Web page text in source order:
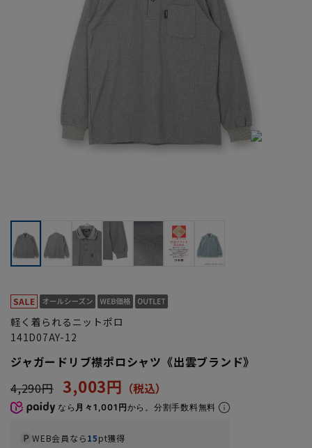
軽く着られるニットポロ
141D07AY-12
ジャガードリブ襟ポロシャツ《出雲ブランド》
4,290円 3,003円
なら 月々1,001円から。分割手数料無料
WEB会員なら15pt獲得